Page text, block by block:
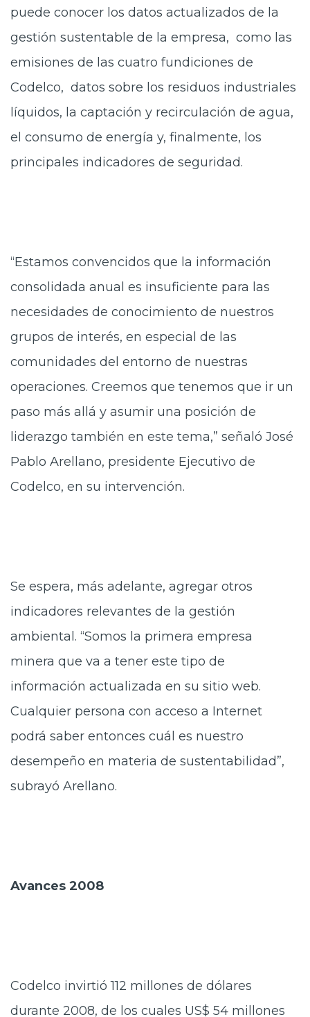
puede conocer los datos actualizados de la
gestión sustentable de la empresa, como las
emisiones de las cuatro fundiciones de
Codelco, datos sobre los residuos industriales
líquidos, la captación y recirculación de agua,
el consumo de energía y, finalmente, los
principales indicadores de seguridad.
“Estamos convencidos que la información
consolidada anual es insuficiente para las
necesidades de conocimiento de nuestros
grupos de interés, en especial de las
comunidades del entorno de nuestras
operaciones. Creemos que tenemos que ir un
paso más allá y asumir una posición de
liderazgo también en este tema,” señaló José
Pablo Arellano, presidente Ejecutivo de
Codelco, en su intervención.
Se espera, más adelante, agregar otros
indicadores relevantes de la gestión
ambiental. “Somos la primera empresa
minera que va a tener este tipo de
información actualizada en su sitio web.
Cualquier persona con acceso a Internet
podrá saber entonces cuál es nuestro
desempeño en materia de sustentabilidad”,
subrayó Arellano.
Avances 2008
Codelco invirtió 112 millones de dólares
durante 2008, de los cuales US$ 54 millones